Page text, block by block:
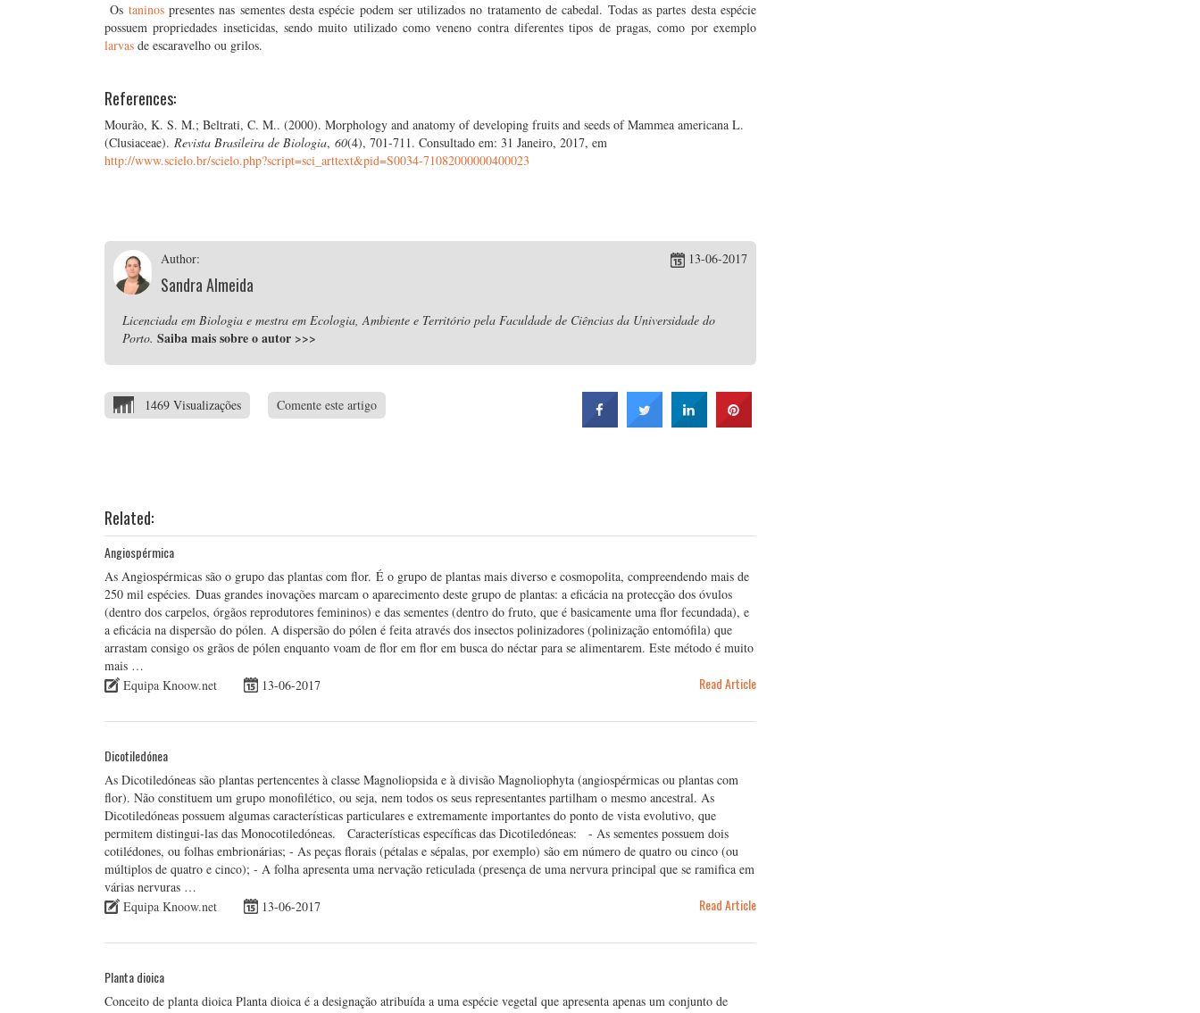
Os taninos presentes nas sementes desta espécie podem ser utilizados no tratamento de cabedal. Todas as partes desta espécie
possuem propriedades inseticidas, sendo muito utilizado como veneno contra diferentes tipos de pragas, como por exemplo
larvas de escaravelho ou grilos.
References:
Mourão, K. S. M.; Beltrati, C. M.. (2000). Morphology and anatomy of developing fruits and seeds of Mammea americana L.
(Clusiaceae). Revista Brasileira de Biologia, 60(4), 701-711. Consultado em: 31 Janeiro, 2017, em
http://www.scielo.br/scielo.php?script=sci_arttext&pid=S0034-71082000000400023
Author:
Sandra Almeida
13-06-2017
Licenciada em Biologia e mestra em Ecologia, Ambiente e Território pela Faculdade de Ciências da Universidade do
Porto. Saiba mais sobre o autor >>>
1469 Visualizações Comente este artigo
Related:
Angiospérmica
As Angiospérmicas são o grupo das plantas com flor. É o grupo de plantas mais diverso e cosmopolita, compreendendo mais de
250 mil espécies. Duas grandes inovações marcam o aparecimento deste grupo de plantas: a eficácia na protecção dos óvulos
(dentro dos carpelos, órgãos reprodutores femininos) e das sementes (dentro do fruto, que é basicamente uma flor fecundada), e
a eficácia na dispersão do pólen. A dispersão do pólen é feita através dos insectos polinizadores (polinização entomófila) que
arrastam consigo os grãos de pólen enquanto voam de flor em flor em busca do néctar para se alimentarem. Este método é muito
mais …
Equipa Knoow.net
13-06-2017 Read Article
Dicotiledónea
As Dicotiledóneas são plantas pertencentes à classe Magnoliopsida e à divisão Magnoliophyta (angiospérmicas ou plantas com
flor). Não constituem um grupo monofilético, ou seja, nem todos os seus representantes partilham o mesmo ancestral. As
Dicotiledóneas possuem algumas características particulares e extremamente importantes do ponto de vista evolutivo, que
permitem distingui-las das Monocotiledóneas. Características específicas das Dicotiledóneas: - As sementes possuem dois
cotilédones, ou folhas embrionárias; - As peças florais (pétalas e sépalas, por exemplo) são em número de quatro ou cinco (ou
múltiplos de quatro e cinco); - A folha apresenta uma nervação reticulada (presença de uma nervura principal que se ramifica em
várias nervuras …
Equipa Knoow.net
13-06-2017 Read Article
Planta dioica
Conceito de planta dioica Planta dioica é a designação atribuída a uma espécie vegetal que apresenta apenas um conjunto de